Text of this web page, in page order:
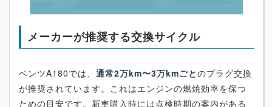
メーカーが推奨する交換サイクル
ベンツA180では、 通常2万km〜3万kmごとのプラグ交換
が推奨されています。これはエンジンの燃焼効率を保つ
ための目安です。新車購入時には点検時期の案内がある